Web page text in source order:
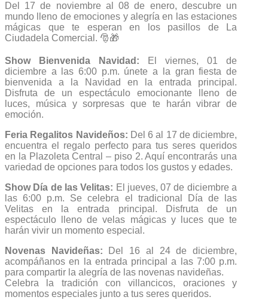
Del 17 de noviembre al 08 de enero, descubre un
mundo lleno de emociones y alegría en las estaciones
mágicas que te esperan en los pasillos de La
Ciudadela Comercial. 🎅🎁
Show Bienvenida Navidad: El viernes, 01 de
diciembre a las 6:00 p.m. únete a la gran fiesta de
bienvenida a la Navidad en la entrada principal.
Disfruta de un espectáculo emocionante lleno de
luces, música y sorpresas que te harán vibrar de
emoción.
Feria Regalitos Navideños: Del 6 al 17 de diciembre,
encuentra el regalo perfecto para tus seres queridos
en la Plazoleta Central – piso 2. Aquí encontrarás una
variedad de opciones para todos los gustos y edades.
Show Día de las Velitas: El jueves, 07 de diciembre a
las 6:00 p.m. Se celebra el tradicional Día de las
Velitas en la entrada principal. Disfruta de un
espectáculo lleno de velas mágicas y luces que te
harán vivir un momento especial.
Novenas Navideñas: Del 16 al 24 de diciembre,
acompáñanos en la entrada principal a las 7:00 p.m.
para compartir la alegría de las novenas navideñas.
Celebra la tradición con villancicos, oraciones y
momentos especiales junto a tus seres queridos.